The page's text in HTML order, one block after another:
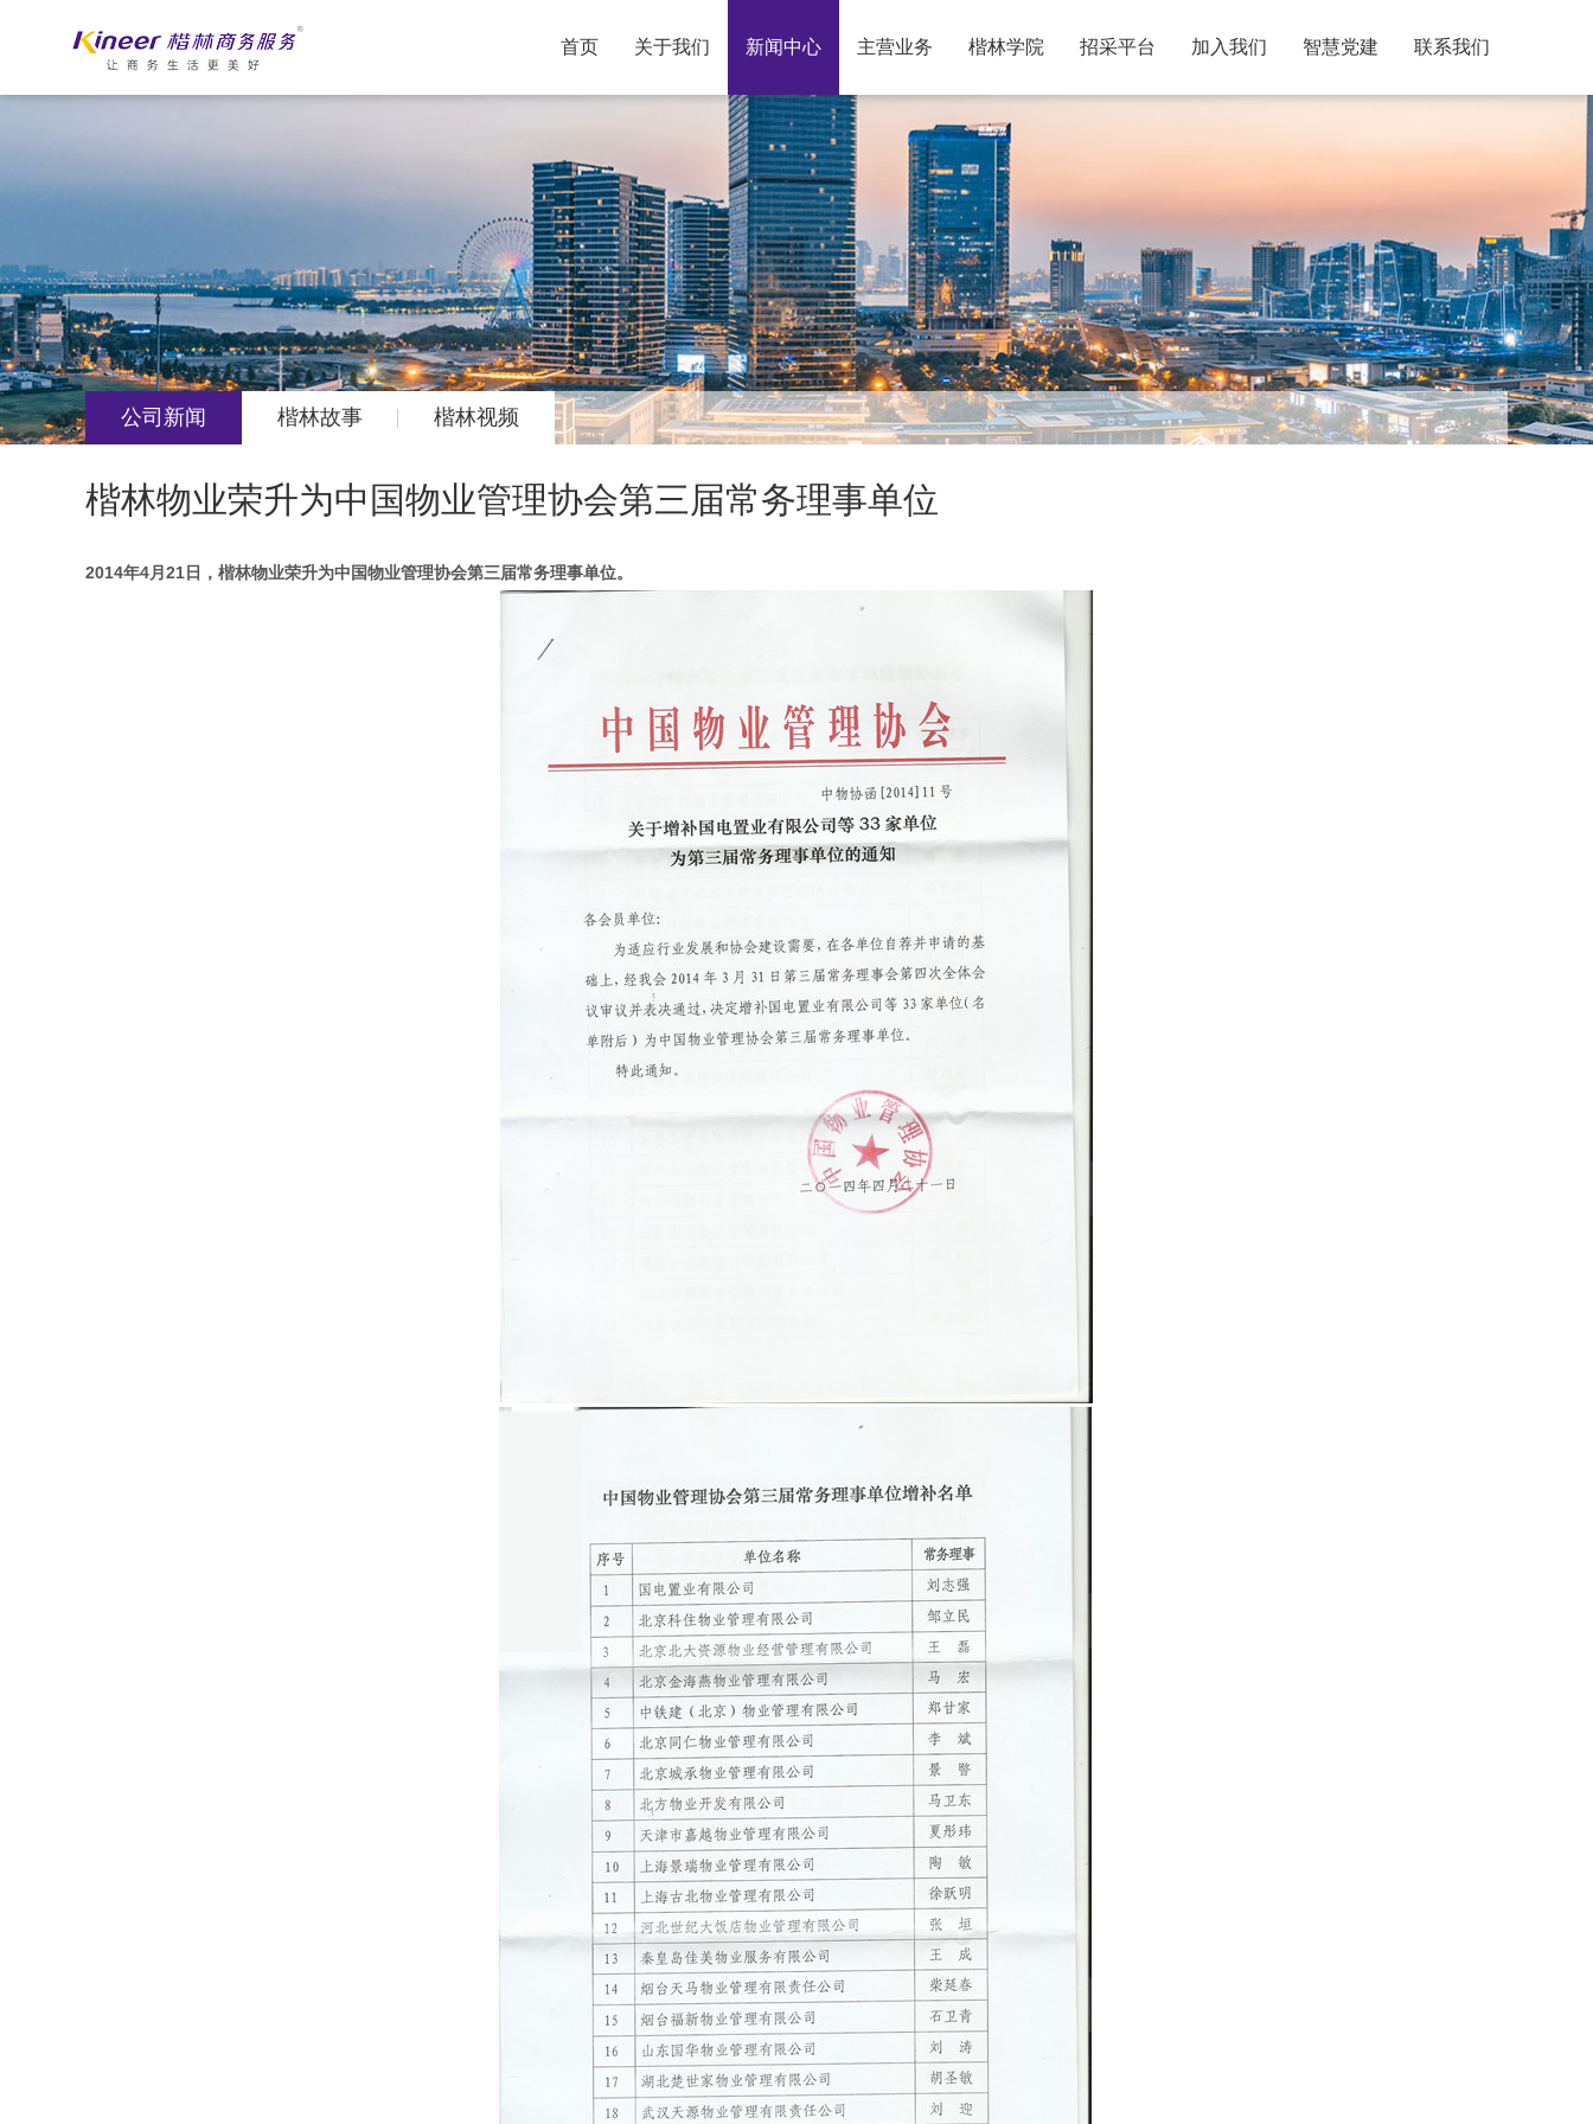
首页
关于我们
新闻中心 主营业务 楷林学院 招采平台 加入我们 智慧党建 联系我们
公司新闻 楷林故事 楷林视频
楷林物业荣升为中国物业管理协会第三届常务理事单位
2014年4月21日，楷林物业荣升为中国物业管理协会第三届常务理事单位。